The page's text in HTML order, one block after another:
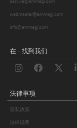
service@emmegi.com
webmaster@emmegi.com
info@emmegi.com
在 - 找到我们
法律事项
隐私政策
法律说明